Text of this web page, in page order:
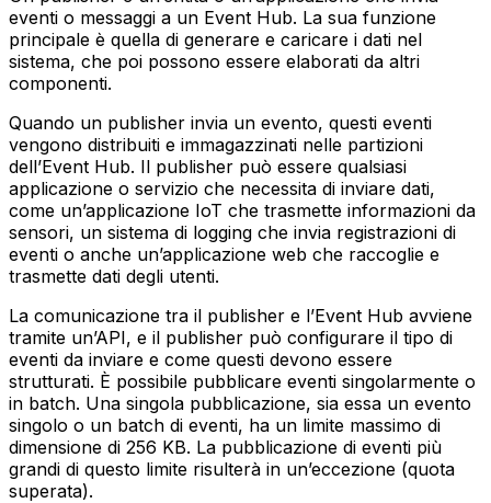
eventi o messaggi a un Event Hub. La sua funzione
principale è quella di generare e caricare i dati nel
sistema, che poi possono essere elaborati da altri
componenti.
Quando un publisher invia un evento, questi eventi
vengono distribuiti e immagazzinati nelle partizioni
dell’Event Hub. Il publisher può essere qualsiasi
applicazione o servizio che necessita di inviare dati,
come un’applicazione IoT che trasmette informazioni da
sensori, un sistema di logging che invia registrazioni di
eventi o anche un’applicazione web che raccoglie e
trasmette dati degli utenti.
La comunicazione tra il publisher e l’Event Hub avviene
tramite un’API, e il publisher può configurare il tipo di
eventi da inviare e come questi devono essere
strutturati. È possibile pubblicare eventi singolarmente o
in batch. Una singola pubblicazione, sia essa un evento
singolo o un batch di eventi, ha un limite massimo di
dimensione di 256 KB. La pubblicazione di eventi più
grandi di questo limite risulterà in un’eccezione (quota
superata).